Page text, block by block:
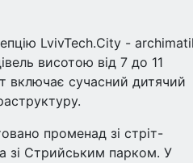
LvivTech.City -
висотою від 7 до 11
включає сучасний дитячий
променад зі стріт-
зі Стрийським парком. У